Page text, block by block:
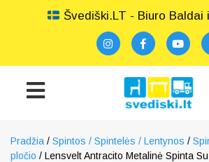
Švediški.LT - Biuro Baldai
Pradžia / Spintos / Spintelės / Lentynos /
pločio / Lensvelt Antracito Metalinė Spinta